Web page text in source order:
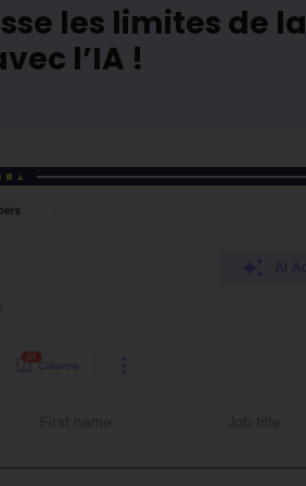
les limites de la
l’IA !